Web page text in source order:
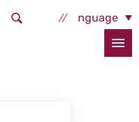
Select Language